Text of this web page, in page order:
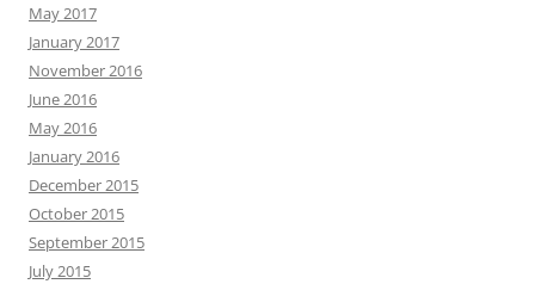
May 2017
January 2017
November 2016
June 2016
May 2016
January 2016
December 2015
October 2015
September 2015
July 2015